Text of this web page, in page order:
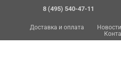
8 (495) 540-47-11
Доставка и оплата Новости